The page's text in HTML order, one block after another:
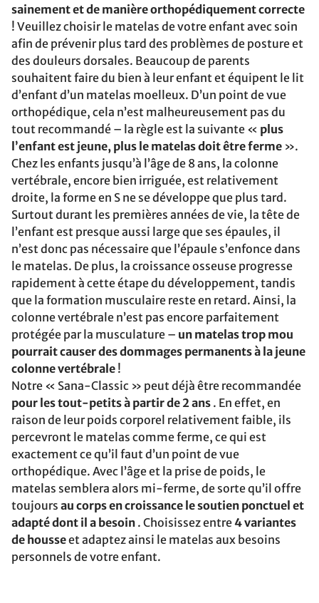
sainement et de manière orthopédiquement correcte
! Veuillez choisir le matelas de votre enfant avec soin
afin de prévenir plus tard des problèmes de posture et
des douleurs dorsales. Beaucoup de parents
souhaitent faire du bien à leur enfant et équipent le lit
d’enfant d’un matelas moelleux. D’un point de vue
orthopédique, cela n’est malheureusement pas du
tout recommandé – la règle est la suivante « plus
l’enfant est jeune, plus le matelas doit être ferme ».
Chez les enfants jusqu’à l’âge de 8 ans, la colonne
vertébrale, encore bien irriguée, est relativement
droite, la forme en S ne se développe que plus tard.
Surtout durant les premières années de vie, la tête de
l’enfant est presque aussi large que ses épaules, il
n’est donc pas nécessaire que l’épaule s’enfonce dans
le matelas. De plus, la croissance osseuse progresse
rapidement à cette étape du développement, tandis
que la formation musculaire reste en retard. Ainsi, la
colonne vertébrale n’est pas encore parfaitement
protégée par la musculature – un matelas trop mou
pourrait causer des dommages permanents à la jeune
colonne vertébrale !
Notre « Sana-Classic » peut déjà être recommandée
pour les tout-petits à partir de 2 ans . En effet, en
raison de leur poids corporel relativement faible, ils
percevront le matelas comme ferme, ce qui est
exactement ce qu’il faut d’un point de vue
orthopédique. Avec l’âge et la prise de poids, le
matelas semblera alors mi-ferme, de sorte qu’il offre
toujours au corps en croissance le soutien ponctuel et
adapté dont il a besoin . Choisissez entre4 variantes
de housseet adaptez ainsi le matelas aux besoins
personnels de votre enfant.